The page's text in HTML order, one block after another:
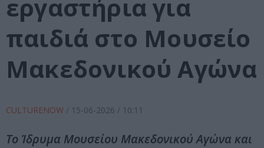
εργαστήρια για
παιδιά στο Μουσείο
Μακεδονικού Αγώνα
CULTURENOW / 15-06-2026 / 10:11
Το Ίδρυμα Μουσείου Μακεδονικού Αγώνα και